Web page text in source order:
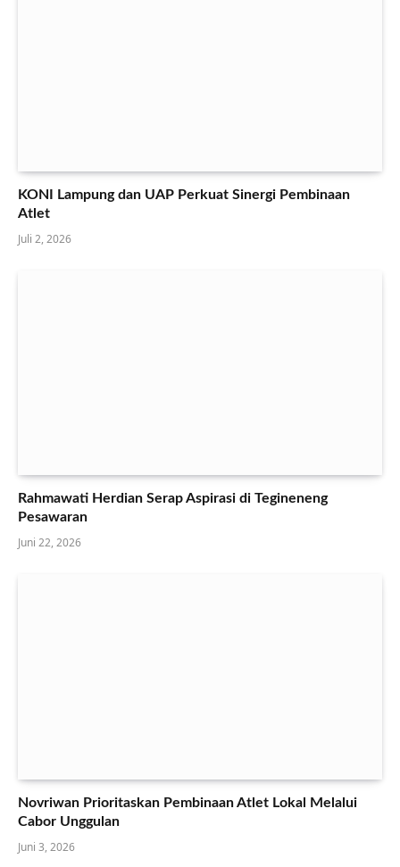
KONI Lampung dan UAP Perkuat Sinergi Pembinaan
Atlet
Juli 2, 2026
Rahmawati Herdian Serap Aspirasi di Tegineneng
Pesawaran
Juni 22, 2026
Novriwan Prioritaskan Pembinaan Atlet Lokal Melalui
Cabor Unggulan
Juni 3, 2026